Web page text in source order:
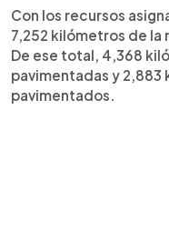
Con los recursos
7,252 kilómetros de la
De ese total, 4,368
pavimentadas y 2,883
pavimentados.